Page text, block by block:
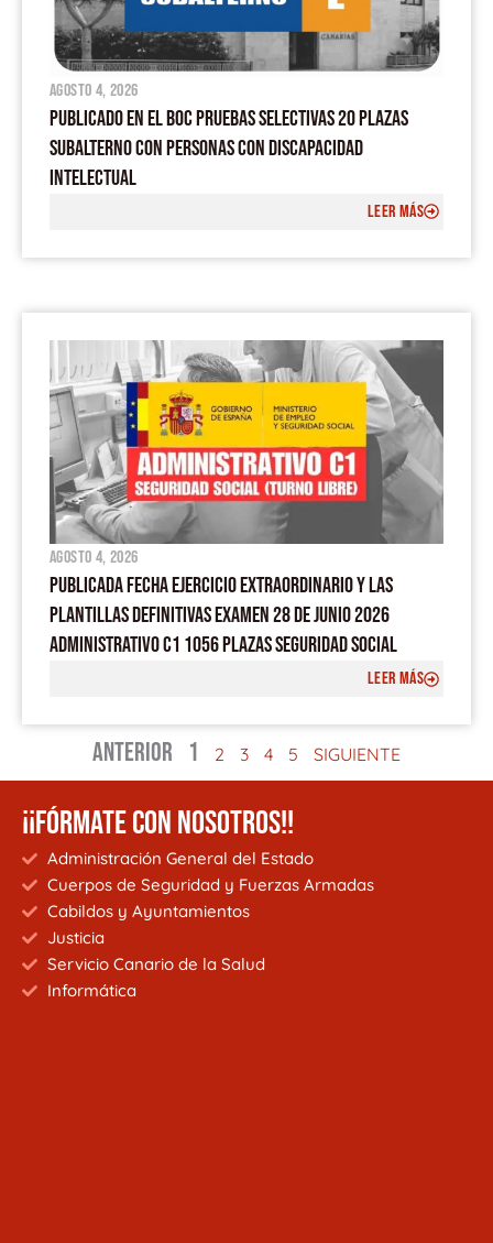
agosto 4, 2026
PUBLICADO EN EL BOC PRUEBAS SELECTIVAS 20 PLAZAS
SUBALTERNO CON PERSONAS CON DISCAPACIDAD
INTELECTUAL
LEER MÁS
agosto 4, 2026
PUBLICADA FECHA EJERCICIO EXTRAORDINARIO Y LAS
PLANTILLAS DEFINITIVAS EXAMEN 28 DE JUNIO 2026
ADMINISTRATIVO C1 1056 PLAZAS SEGURIDAD SOCIAL
LEER MÁS
ANTERIOR 1 2 3 4 5 SIGUIENTE
¡¡FÓRMATE CON NOSOTROS!!
Administración General del Estado
Cuerpos de Seguridad y Fuerzas Armadas
Cabildos y Ayuntamientos
Justicia
Servicio Canario de la Salud
Informática